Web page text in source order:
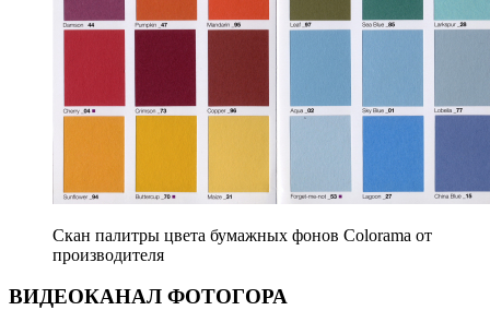
Скан палитры цвета бумажных фонов Colorama от
производителя
ВИДЕОКАНАЛ ФОТОГОРА